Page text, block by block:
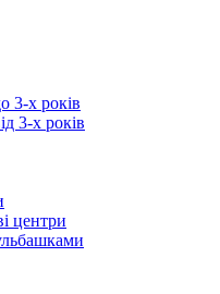
3-х років
3-х років
центри